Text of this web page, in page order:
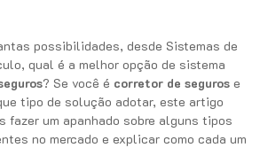
possibilidades, desde Sistemas de
qual é a melhor opção de sistema
? Se você é corretor de seguros e
tipo de solução adotar, este artigo
fazer um apanhado sobre alguns tipos
no mercado e explicar como cada um